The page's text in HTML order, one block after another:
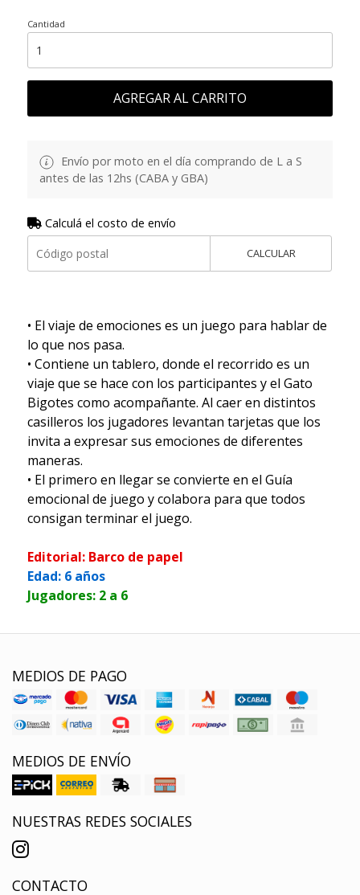
Cantidad
AGREGAR AL CARRITO
Envío por moto en el día comprando de L a S
antes de las 12hs (CABA y GBA)
Calculá el costo de envío
CALCULAR
• El viaje de emociones es un juego para hablar de
lo que nos pasa.
• Contiene un tablero, donde el recorrido es un
viaje que se hace con los participantes y el Gato
Bigotes como acompañante. Al caer en distintos
casilleros los jugadores levantan tarjetas que los
invita a expresar sus emociones de diferentes
maneras.
• El primero en llegar se convierte en el Guía
emocional de juego y colabora para que todos
consigan terminar el juego.
Editorial: Barco de papel
Edad: 6 años
Jugadores: 2 a 6
MEDIOS DE PAGO
MEDIOS DE ENVÍO
NUESTRAS REDES SOCIALES
CONTACTO